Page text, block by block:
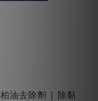
柏油去除劑 | 除黏